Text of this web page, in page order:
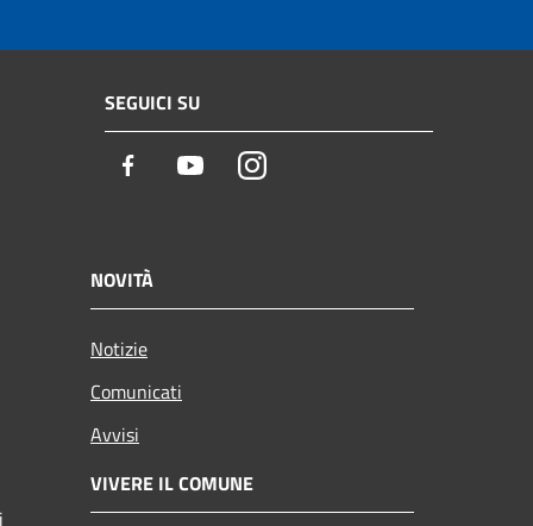
SEGUICI SU
Facebook YoutubeInstagram
NOVITÀ
Notizie
Comunicati
Avvisi
VIVERE IL COMUNE